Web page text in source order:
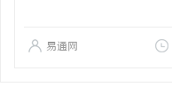
易通网